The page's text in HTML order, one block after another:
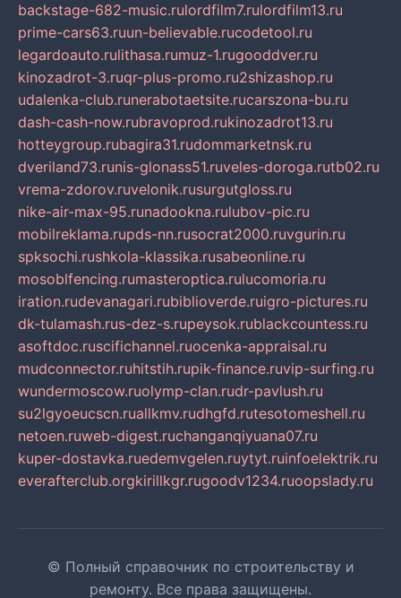
backstage-682-music.rulordfilm7.rulordfilm13.ru
prime-cars63.ruun-believable.rucodetool.ru
legardoauto.rulithasa.rumuz-1.rugooddver.ru
kinozadrot-3.ruqr-plus-promo.ru2shizashop.ru
udalenka-club.runerabotaetsite.rucarszona-bu.ru
dash-cash-now.rubravoprod.rukinozadrot13.ru
hotteygroup.rubagira31.rudommarketnsk.ru
dveriland73.runis-glonass51.ruveles-doroga.rutb02.ru
vrema-zdorov.ruvelonik.rusurgutgloss.ru
nike-air-max-95.runadookna.rulubov-pic.ru
mobilreklama.rupds-nn.rusocrat2000.ruvgurin.ru
spksochi.rushkola-klassika.rusabeonline.ru
mosoblfencing.rumasteroptica.rulucomoria.ru
iration.rudevanagari.rubiblioverde.ruigro-pictures.ru
dk-tulamash.rus-dez-s.rupeysok.rublackcountess.ru
asoftdoc.ruscifichannel.ruocenka-appraisal.ru
mudconnector.ruhitstih.rupik-finance.ruvip-surfing.ru
wundermoscow.ruolymp-clan.rudr-pavlush.ru
su2lgyoeucscn.ruallkmv.rudhgfd.rutesotomeshell.ru
netoen.ruweb-digest.ruchanganqiyuana07.ru
kuper-dostavka.ruedemvgelen.ruytyt.ruinfoelektrik.ru
everafterclub.orgkirillkgr.rugoodv1234.ruoopslady.ru
© Полный справочник по строительству и
ремонту. Все права защищены.